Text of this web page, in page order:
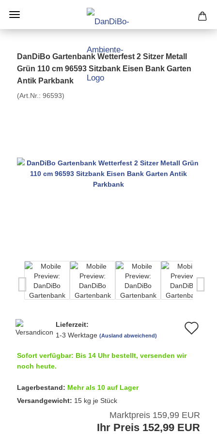
DanDiBo Gartenbank Wetterfest 2 Sitzer Metall
Grün 110 cm 96593 Sitzbank Eisen Bank Garten
Antik Parkbank
(Art.Nr.: 96593)
Lieferzeit:
1-3 Werktage (Ausland abweichend)
Sofort verfügbar: Bis 14 Uhr bestellt, versenden wir
noch heute.
Lagerbestand: Mehr als 10 auf Lager
Versandgewicht: 15 kg je Stück
Marktpreis 159,99 EUR
Ihr Preis 152,99 EUR